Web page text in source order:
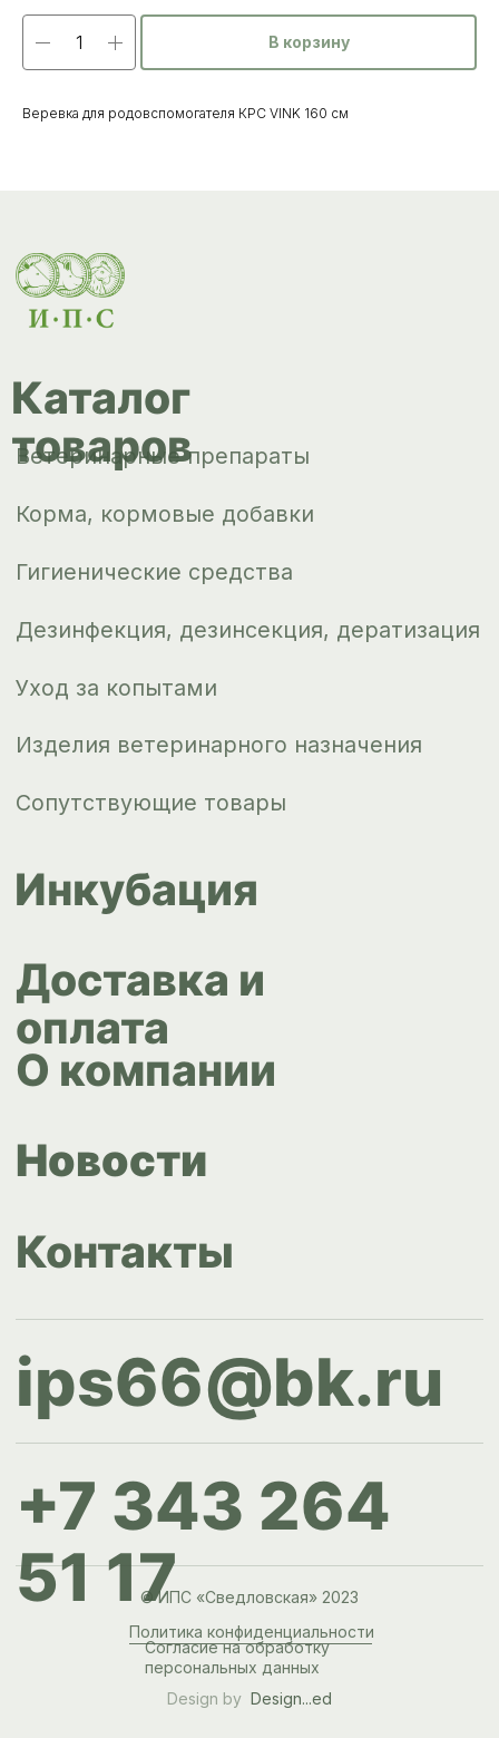
В корзину
Веревка для родовспомогателя КРС VINK 160 см
Design...ed
Design by
Каталог
товаров
ips66@bk.ru
+7 343 264
51 17
Инкубация
Доставка и
оплата
Контакты
Ветеринарные препараты
Уход за копытами
Изделия ветеринарного назначения
персональных данных